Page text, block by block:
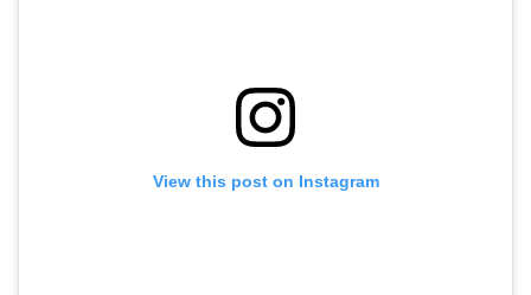
View this post on Instagram